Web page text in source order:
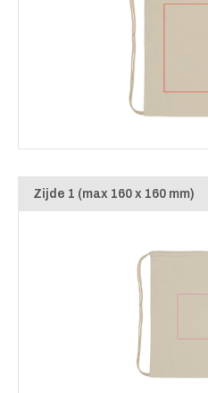
Zijde 1 (max 160 x 160 mm)